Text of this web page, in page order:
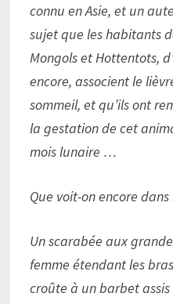
connu en Asie, et un
sujet que les habitants
Mongols et Hottentots,
encore, associent le
sommeil, et qu’ils ont
la gestation de cet
mois lunaire …
Que voit-on encore
Un scarabée aux
femme étendant les
croûte à un barbet assis